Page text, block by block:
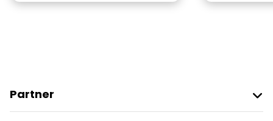
Partner